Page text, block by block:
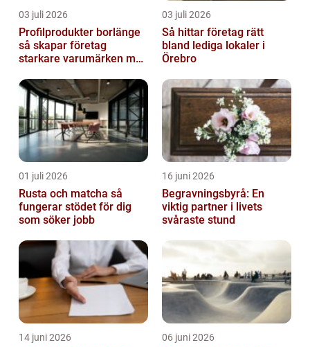
03 juli 2026
Profilprodukter borlänge
så skapar företag
starkare varumärken med
03 juli 2026
Så hittar företag rätt
bland lediga lokaler i
Örebro
01 juli 2026
Rusta och matcha så
fungerar stödet för dig
som söker jobb
16 juni 2026
Begravningsbyrå: En
viktig partner i livets
svåraste stund
14 juni 2026 06 juni 2026